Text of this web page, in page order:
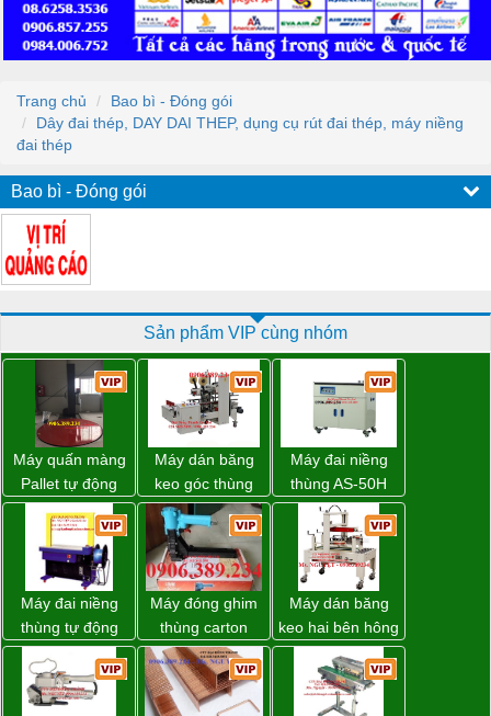
Trang chủ
Bao bì - Đóng gói
Dây đai thép, DAY DAI THEP, dụng cụ rút đai thép, máy niềng
đai thép
Bao bì - Đóng gói
Sản phẩm VIP cùng nhóm
Máy quấn màng
Pallet tự động
WP-55 xuất xứ
Đài Loan
Máy dán băng
keo góc thùng
carton giá tốt
Đồng Nai
Máy đai niềng
thùng AS-50H
Wellpack
Máy đai niềng
thùng tự động
DBA-200 giá tốt
Máy đóng ghim
thùng carton
dùng khí nén giá
tốt
Máy dán băng
keo hai bên hông
thùng carton
WP-5050SA giá
rẻ Miền Nam